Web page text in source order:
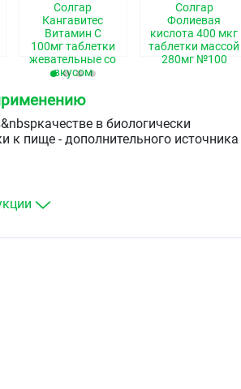
Солгар
Кангавитес
Витамин С
100мг таблетки
жевательные со
вкусом
массой 940мг
Солгар
Фолиевая
кислота 400 мкг
таблетки массой
280мг №100
в биологически
к пище - дополнительного источника